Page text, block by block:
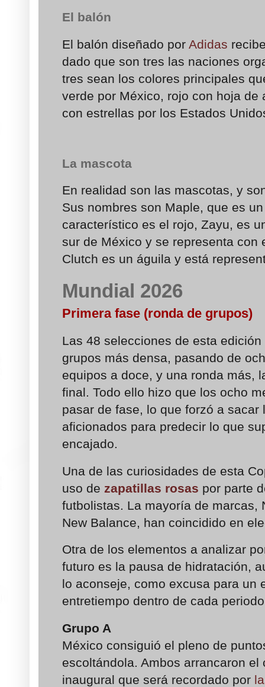
El balón
El balón diseñado por Adidas
dado que son tres las naciones
tres sean los colores principales
verde por México, rojo con hoja de
con estrellas por los Estados
La mascota
En realidad son las mascotas, y
Sus nombres son Maple, que es
característico es el rojo, Zayu, es
sur de México y se representa con
Clutch es un águila y está
Mundial 2026
Primera fase (ronda de grupos)
Las 48 selecciones de esta
grupos más densa, pasando de
equipos a doce, y una ronda más,
final. Todo ello hizo que los ocho
pasar de fase, lo que forzó a
aficionados para predecir lo que
encajado.
Una de las curiosidades de esta
uso de zapatillas rosas por parte
futbolistas. La mayoría de marcas,
New Balance, han coincidido en
Otra de los elementos a analizar
futuro es la pausa de hidratación,
lo aconseje, como excusa para un
entretiempo dentro de cada
Grupo A
México consiguió el pleno de
escoltándola. Ambos arrancaron
inaugural que será recordado por